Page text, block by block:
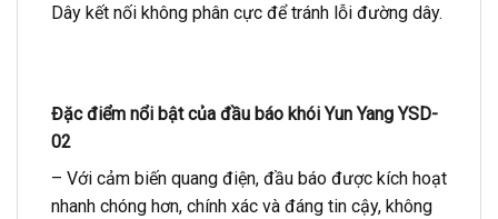
Dây kết nối không phân cực để tránh lỗi đường dây.
Đặc điểm nổi bật của đầu báo khói Yun Yang YSD-
02
– Với cảm biến quang điện, đầu báo được kích hoạt
nhanh chóng hơn, chính xác và đáng tin cậy, không